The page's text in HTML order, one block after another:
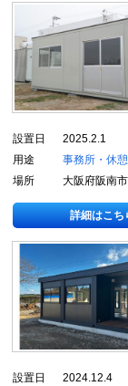
設置日
2025.2.1
用途
事務所・休
場所
大阪府阪南市
詳細はこち
設置日
2024.12.4